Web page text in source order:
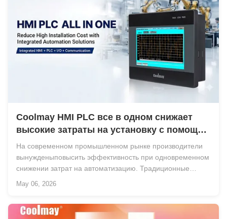
Coolmay HMI PLC все в одном снижает
высокие затраты на установку с помощью
интегрированных решений
автоматизации
На современном промышленном рынке производители
вынужденыповысить эффективность при одновременном
снижении затрат на автоматизацию. Традиционные
системы управления ПЛК часто требуют больших
электрических шкафов, сложной проводки, отдельных
установки. ...
May 06, 2026